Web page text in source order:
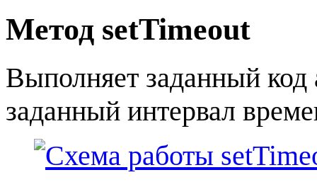
Метод setTimeout
Выполняет заданный код
заданный интервал